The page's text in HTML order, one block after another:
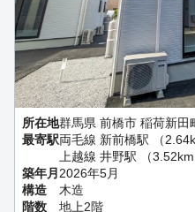
所在地群馬県 前橋市 稲荷新田
最寄駅両毛線 新前橋駅 （
上越線 井野駅 （3.52km
築年月 2026年5月
構造
木造
階数
地上2階